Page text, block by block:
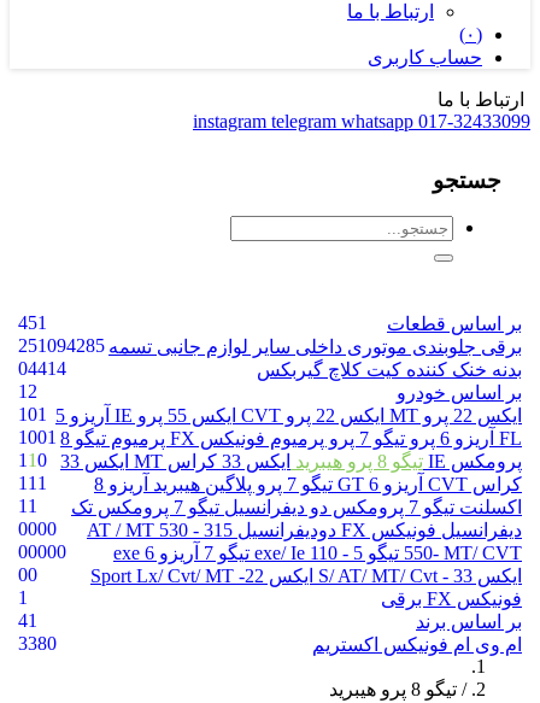
ارتباط با ما
(۰)
حساب کاربری
ارتباط با ما
instagram telegram whatsapp 017-32433099
جستجو
بر اساس قطعات
451
برقی
2 جلوبندی 5 موتوری 10 داخلی 9 سایر 428 لوازم جانبی 5 تسمه
0
بدنه 4 خنک کننده 4 کیت کلاچ 1 گیربکس
4
بر اساس خودرو
12
ایکس 22 پرو MT
1 ایکس 22 پرو CVT 0 ایکس 55 پرو IE 1 آریزو 5
FL
1 آریزو 6 پرو 0 تیگو 7 پرو پرمیوم 0 فونیکس FX پرمیوم 1 تیگو 8
پرومکس IE
1 تیگو 8 پرو هیبرید 1 ایکس 33 کراس MT 0
ایکس 33
کراس CVT
1 آریزو 6 GT 1 تیگو 7 پرو پلاگین هیبرید 1
آریزو 8
اکسلنت
1 تیگو 7 پرومکس دو دیفرانسیل 1
تیگو 7 پرومکس تک
دیفرانسیل
0 فونیکس FX دودیفرانسیل 0 315 - AT / MT
0 530
0
550- MT/ CVT
0 تیگو 5 - exe/ Ie 0 110
0 تیگو 7 0 آریزو 6 exe
0
ایکس 33 - S/ AT/ MT/ Cvt
0 ایکس 22- Sport Lx/ Cvt/ MT
0
فونیکس FX برقی
1
بر اساس برند
41
ام وی ام
33 فونیکس 8 اکستریم 0
/ تیگو 8 پرو هیبرید